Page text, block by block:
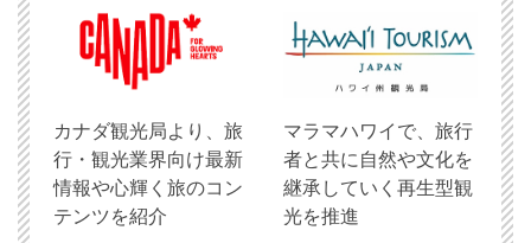
​カナダ観光局より、旅
行・観光業界向け最新
情報や心輝く旅のコン
テンツを紹介
マラマハワイで、旅行
者と共に自然や文化を
継承していく再生型観
光を推進